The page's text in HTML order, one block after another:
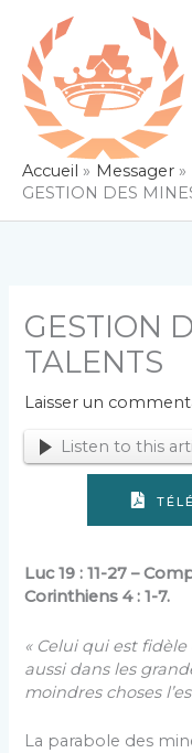
contenu
Accueil
Messager
GESTION DES
GESTION
TALENTS
Laisser un
Listen to this
Luc 19 : 11-27 –
Corinthiens 4 : 1-7.
« Celui qui est fidèle
aussi dans les
moindres choses
La parabole des